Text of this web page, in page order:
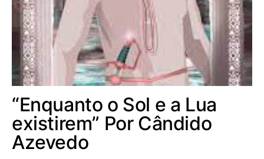
“Enquanto o Sol e a Lua
existirem” Por Cândido
Azevedo